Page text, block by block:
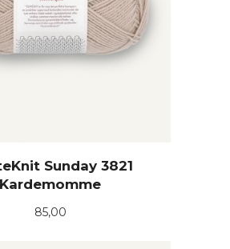
Sunday 3821
Kardemomme
Pris
85,00